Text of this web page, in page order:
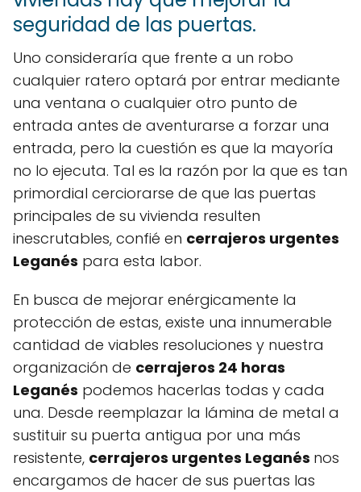
seguridad de las puertas.
Uno consideraría que frente a un robo
cualquier ratero optará por entrar mediante
una ventana o cualquier otro punto de
entrada antes de aventurarse a forzar una
entrada, pero la cuestión es que la mayoría
no lo ejecuta. Tal es la razón por la que es tan
primordial cerciorarse de que las puertas
principales de su vivienda resulten
inescrutables, confié en cerrajeros urgentes
Leganés para esta labor.
En busca de mejorar enérgicamente la
protección de estas, existe una innumerable
cantidad de viables resoluciones y nuestra
organización de cerrajeros 24 horas
Leganés podemos hacerlas todas y cada
una. Desde reemplazar la lámina de metal a
sustituir su puerta antigua por una más
resistente, cerrajeros urgentes Leganés nos
encargamos de hacer de sus puertas las